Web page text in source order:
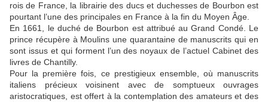
rois de France, la librairie des ducs et duchesses de Bourbon est
pourtant l’une des principales en France à la fin du Moyen Âge.
En 1661, le duché de Bourbon est attribué au Grand Condé. Le
prince récupère à Moulins une quarantaine de manuscrits qui en
sont issus et qui forment l’un des noyaux de l’actuel Cabinet des
livres de Chantilly.
Pour la première fois, ce prestigieux ensemble, où manuscrits
italiens précieux voisinent avec de somptueux ouvrages
aristocratiques, est offert à la contemplation des amateurs et des